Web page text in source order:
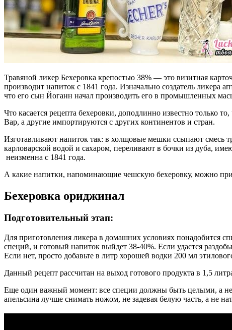
Травяной ликер Бехеровка крепостью 38% — это визитная
производит напиток с 1841 года. Изначально создатель ликера
что его сын Йоганн начал производить его в промышленных
Что касается рецепта бехеровки, доподлинно известно только
Вар, а другие импортируются с других континентов и стран.
Изготавливают напиток так: в холщовые мешки ссыпают смесь
карловарской водой и сахаром, переливают в бочки из дуба,
неизменна с 1841 года.
А какие напитки, напоминающие чешскую бехеровку, можно
Бехеровка ориджинал
Подготовительный этап:
Для приготовления ликера в домашних условиях понадобится
специй, и готовый напиток выйдет 38-40%. Если удастся
Если нет, просто добавьте в литр хорошей водки 200 мл
Данный рецепт рассчитан на выход готового продукта в 1,5
Еще один важный момент: все специи должны быть целыми, а
апельсина лучше снимать ножом, не задевая белую часть, а не